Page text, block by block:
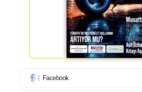
Facebook